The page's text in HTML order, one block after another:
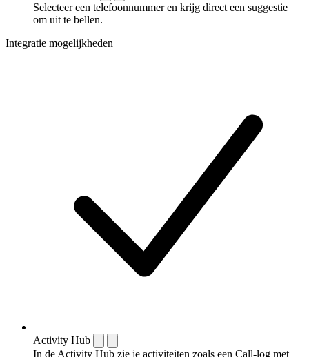
Selecteer een telefoonnummer en krijg direct een suggestie
om uit te bellen.
Integratie mogelijkheden
Activity Hub
In de Activity Hub zie je activiteiten zoals een Call-log met